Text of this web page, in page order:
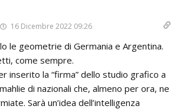
16 Dicembre 2022 09:26
le geometrie di Germania e Argentina.
come sempre.
inserito la “firma” dello studio grafico a
di nazionali che, almeno per ora, ne
Sarà un’idea dell’intelligenza